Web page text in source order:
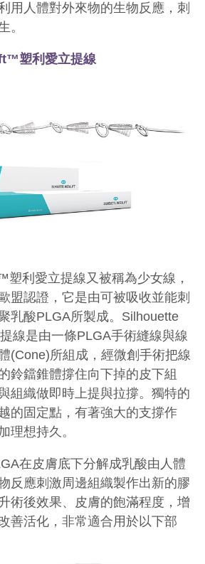
用人體對外來物的生物反應，刺
。
塑利愛立提線
塑利愛立提線又被稱為少女線，
盟認證，它是由可被吸收並能刺
乳酸PLGA所製成。 Silhouette
線是由一條PLGA手術縫線與線
(Cone)所組成，經微創手術把線
鈴鐺錐體撐住向下掉的皮下組
組織做即時上提與拉撐。獨特的
的固定點，有著強大的支撐作
理想持久。
在皮膚底下分解成乳酸由人體
反應刺激周邊組織製作出新的膠
術後效果、皮膚的飽滿程度，增
善活化，非常適合用於以下部